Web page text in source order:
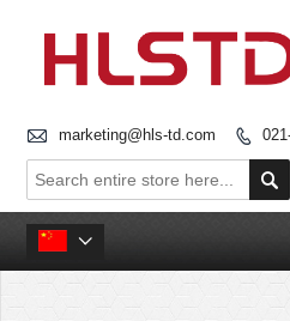
 marketing@hls-td.com 

